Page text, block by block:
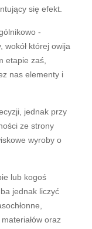
się efekt.
-
której owija
etapie zaś,
nas elementy i
jednak przy
ze strony
wyroby o
lub kogoś
jednak liczyć
oraz